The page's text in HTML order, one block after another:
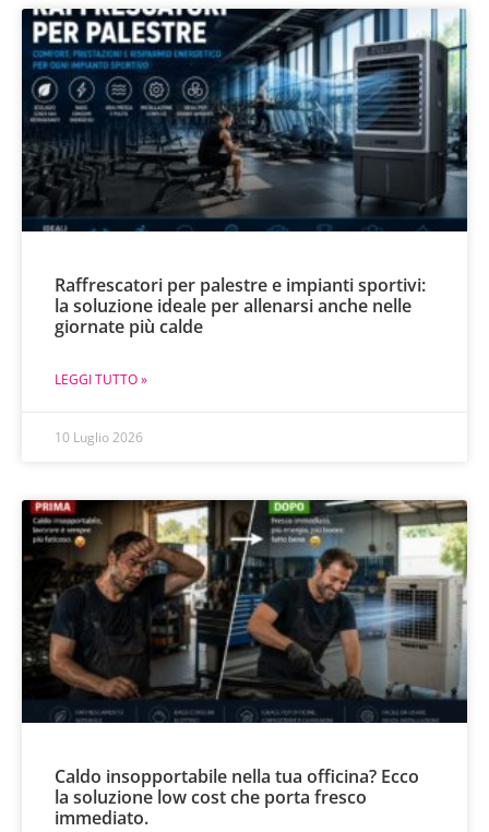
Raffrescatori per palestre e impianti sportivi:
la soluzione ideale per allenarsi anche nelle
giornate più calde
LEGGI TUTTO »
10 Luglio 2026
Caldo insopportabile nella tua officina? Ecco
la soluzione low cost che porta fresco
immediato.